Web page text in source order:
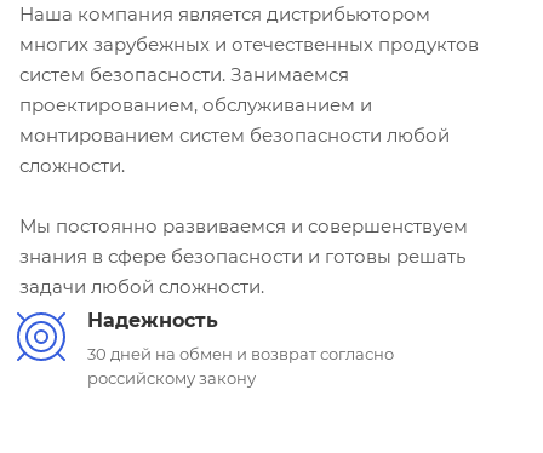
Наша компания является дистрибьютором
многих зарубежных и отечественных продуктов
систем безопасности. Занимаемся
проектированием, обслуживанием и
монтированием систем безопасности любой
сложности.
Мы постоянно развиваемся и совершенствуем
знания в сфере безопасности и готовы решать
задачи любой сложности.
Надежность
30 дней на обмен и возврат согласно
российскому закону